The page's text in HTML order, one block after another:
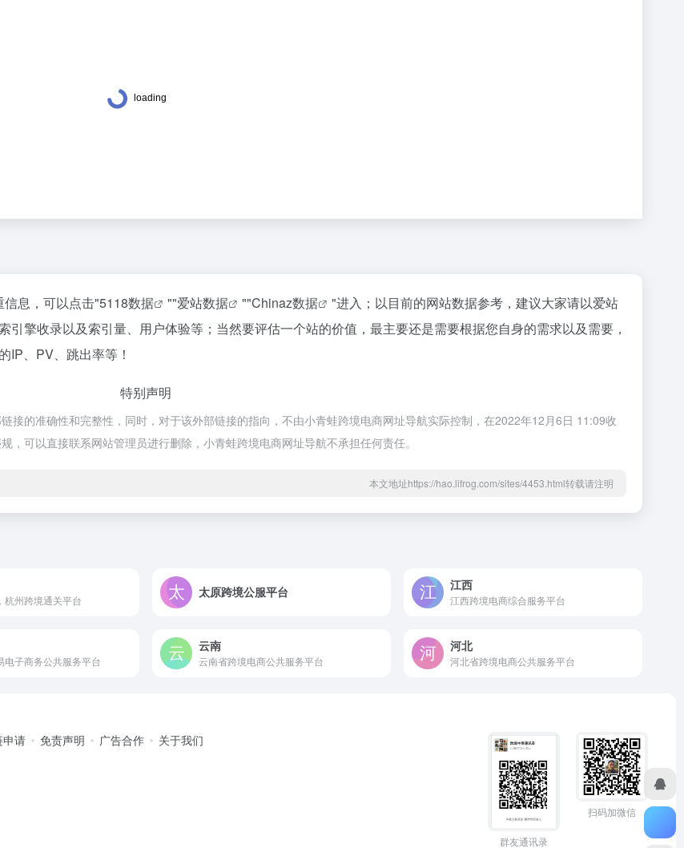
息，可以点击"5118数据 ""爱站数据 ""Chinaz数据
"进入；以目前的网站数据参考，建议大家请以爱站
擎收录以及索引量、用户体验等；当然要评估一个站的价值，最主要还是需要根据您自身的需求以及需要，
IP、PV、跳出率等！
特别声明
接的准确性和完整性，同时，对于该外部链接的指向，不由小青蛙跨境电商网址导航实际控制，在2022年12月6日 11:09收
可以直接联系网站管理员进行删除，小青蛙跨境电商网址导航不承担任何责任。
本文地址https://hao.lifrog.com/sites/4453.html转载请注明
杭州跨境通关平台
太原跨境公服平台 江西
江西跨境电商综合服务平台
电子商务公共服务平台
云南
云南省跨境电商公共服务平台
河北
河北省跨境电商公共服务平台
申请 免责声明 广告合作 关于我们
群友通讯录
扫码加微信